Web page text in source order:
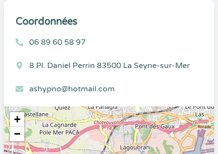
Coordonnées
06 89 60 58 97
8 Pl. Daniel Perrin 83500 La Seyne-sur-Mer
ashypno@hotmail.com
+
−